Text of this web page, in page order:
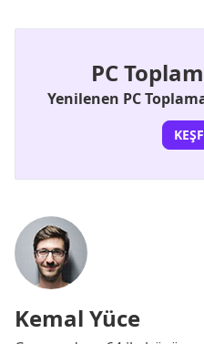
PC
Yenilenen PC
Kemal Yüce